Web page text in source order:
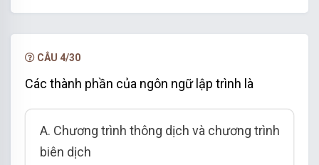
CÂU 4/30
Các thành phần của ngôn ngữ lập trình là
A. Chương trình thông dịch và chương trình
biên dịch